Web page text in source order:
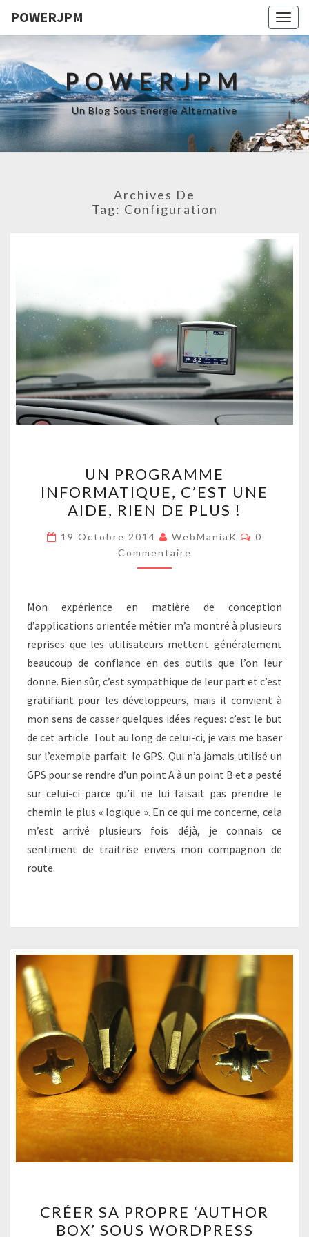
POWERJPM
POWERJPM
Un Blog Sous Énergie Alternative
Archives De
Tag: Configuration
PROGRAMME
INFORMATIQUE,
C’EST
UNE
AIDE,
RIEN
PLUS
!
UN PROGRAMME
INFORMATIQUE, C’EST UNE
AIDE, RIEN DE PLUS !
19 Octobre 2014 WebManiaK
0
Commentaire
Mon expérience en matière de conception
d’applications orientée métier m’a montré à plusieurs
reprises que les utilisateurs mettent généralement
beaucoup de confiance en des outils que l’on leur
donne. Bien sûr, c’est sympathique de leur part et c’est
gratifiant pour les développeurs, mais il convient à
mon sens de casser quelques idées reçues: c’est le but
de cet article. Tout au long de celui-ci, je vais me baser
sur l’exemple parfait: le GPS. Qui n’a jamais utilisé un
GPS pour se rendre d’un point A à un point B et a pesté
sur celui-ci parce qu’il ne lui faisait pas prendre le
chemin le plus « logique ». En ce qui me concerne, cela
m’est arrivé plusieurs fois déjà, je connais ce
sentiment de traitrise envers mon compagnon de
route.
SA
CRÉER SA PROPRE ‘AUTHOR
BOX’ SOUS WORDPRESS